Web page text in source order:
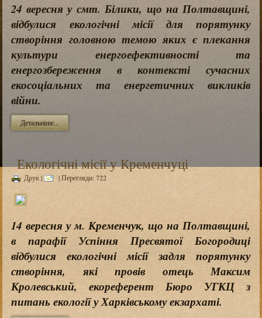
24 вересня у смт. Білики, що на Полтавщині,
відбулися екологічні місії для порятунку
створіння головною темою яких є плекання
культури енергоефективності та
енергозбереження в контексті сучасних
екосоціальних та енергетичних викликів
війни.
Детальніше...
Екологічні місії у Кременчуці
Друк| | Перегляди: 722
14 вересня у м. Кременчук, що на Полтавщині,
в парафії Успіння Пресвятої Богородиці
відбулися екологічні місії задля порятунку
створіння, які провів отець Максим
Кролевський, екореферент Бюро УГКЦ з
питань екології у Харківському екзархаті.